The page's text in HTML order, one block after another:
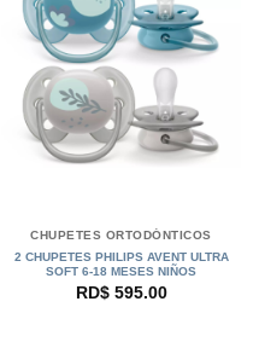
CHUPETES ORTODÓNTICOS
2 CHUPETES PHILIPS AVENT ULTRA
SOFT 6-18 MESES NIÑOS
RD$595.00